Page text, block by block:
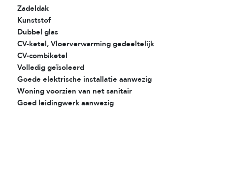
Zadeldak
Kunststof
Dubbel glas
CV-ketel, Vloerverwarming gedeeltelijk
CV-combiketel
Volledig geïsoleerd
Goede elektrische installatie aanwezig
Woning voorzien van net sanitair
Goed leidingwerk aanwezig